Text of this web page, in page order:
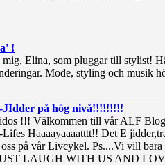
!
Elina, som pluggar till stylist!
Mode, styling och musik
JIdder på hög nivå!!!!!!!!!
!!! Välkommen till vår ALF
Haaaayaaaatttt!! Det E
på vår Livcykel. Ps....Vi vill
LAUGH WITH US AND